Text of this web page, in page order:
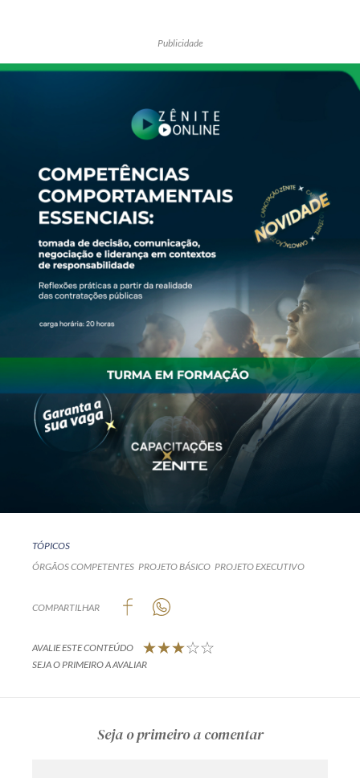
Publicidade
TÓPICOS
ÓRGÃOS COMPETENTES PROJETO BÁSICO PROJETO EXECUTIVO
COMPARTILHAR
AVALIE ESTE CONTEÚDO
SEJA O PRIMEIRO A AVALIAR
Seja o primeiro a comentar